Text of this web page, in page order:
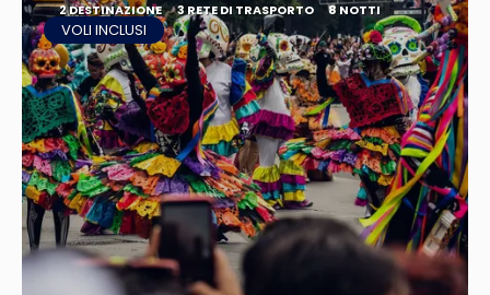
2 DESTINAZIONE 3 RETE DI TRASPORTO 8 NOTTI
VOLI INCLUSI